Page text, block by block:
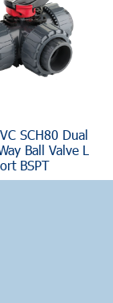
SCH80 Dual
Ball Valve L
BSPT